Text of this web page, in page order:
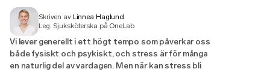
Skriven av Linnea Haglund
Leg. Sjuksköterska på OneLab
Vi lever generellt i ett högt tempo som påverkar oss
både fysiskt och psykiskt, och stress är för många
en naturlig del av vardagen. Men när kan stress bli